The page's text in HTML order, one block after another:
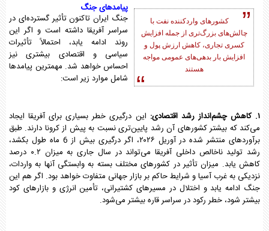
کشورهای واردکننده نفت با
چالش‌های بزرگ‌تری از جمله افزایش
کسری تجاری، کاهش ارزش پول و
افزایش بار بدهی‌های عمومی مواجه
هستند
پیامدهای جنگ
جنگ ایران تاکنون تأثیر گسترده‌ای در
سراسر آفریقا داشته است و اگر این
روند ادامه یابد، احتمالاً تأثیرات
سیاسی و اقتصادی بیشتری نیز
احساس خواهد شد. مهمترین پیامدها
شامل موارد زیر است:
۱. کاهش چشم‌انداز رشد اقتصادی:
این درگیری خطر بسیاری برای آفریقا ایجاد
می‌کند که بیشتر کشورهای آن رشد پایین‌تری نسبت به پیش از کرونا دارند. طبق
برآوردهای منتشر شده در آوریل ۲۰۲۶، اگر درگیری بیش از 6 ماه طول بکشد،
رشد تولید ناخالص داخلی آفریقا می‌تواند در سال جاری به میزان ۰.۲ درصد
کاهش یابد. میزان تأثیر در کشورهای مختلف بسته به وابستگی آنها به واردات،
نزدیکی به غرب آسیا و شرایط حاکم بر بازار جهانی متفاوت خواهد بود. اگر هم این
جنگ ادامه یابد و اختلال در مسیرهای کشتیرانی، تأمین انرژی و بازارهای کود
بیشتر شود، خطر رکود در سراسر قاره بیشتر می‌شود.